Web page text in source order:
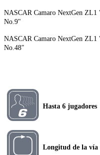
NASCAR Camaro NextGen ZL1
No.9"
NASCAR Camaro NextGen ZL1
No.48"
Hasta 6 jugadores
Longitud de la vía